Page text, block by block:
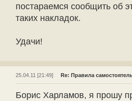
постараемся сообщить об
таких накладок.
Удачи!
25.04.11 [21:49] Re: Правила
Борис Харламов, я прошу